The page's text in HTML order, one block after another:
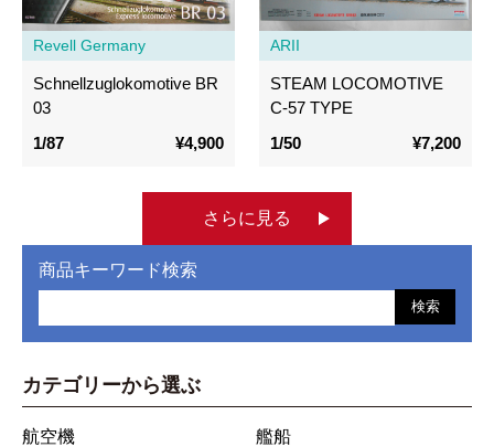
Revell Germany
Schnellzuglokomotive BR
03
1/87
¥4,900
ARII
STEAM LOCOMOTIVE
C-57 TYPE
1/50
¥7,200
さらに見る
商品キーワード検索
検索
カテゴリーから選ぶ
航空機 艦船